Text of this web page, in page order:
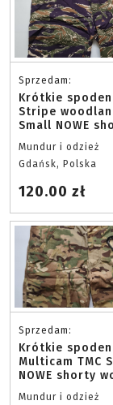
Sprzedam:
Krótkie
Stripe
Small NOWE
wojskowe oraz
Mundur i odzież
Gdańsk, Polska
120.00 zł
Sprzedam:
Krótkie
Multicam TMC
NOWE shorty
Mundur i odzież